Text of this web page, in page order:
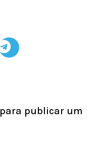
para publicar um